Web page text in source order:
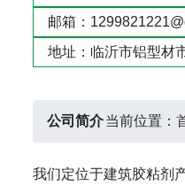
邮箱：
地址：临沂市铝型材
公司简介当前位置：
我们定位于建筑胶粘剂